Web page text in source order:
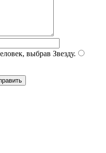
выбрав Звезду.